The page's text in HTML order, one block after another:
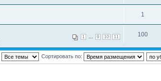
1
1 9 10 11 100
Сортировать по: